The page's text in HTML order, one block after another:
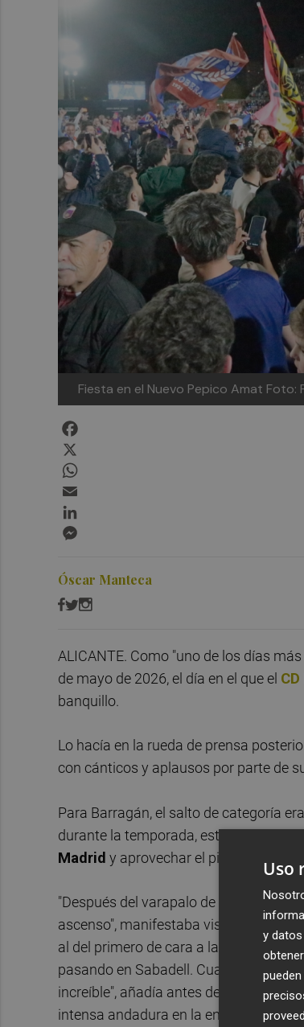
Fiesta en el Nuevo Pepico Amat Foto:
Óscar Manteca
ALICANTE. Como "uno de los días
de mayo de 2026, el día en el que el
banquillo.
Lo hacía en la rueda de prensa
con cánticos y aplausos por parte de
Para Barragán, el salto de categoría
durante la temporada, este sábado
Madrid y aprovechar el pinchazo del
"Después del varapalo de Sevilla, el
ascenso", manifestaba visiblemente
al del primero de cara a la novena
pasando en Sabadell. Cuando he
increíble", añadía antes de referirse al
intensa andadura en la entidad del
Uso
y